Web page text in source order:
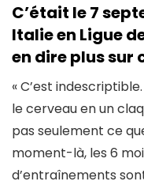
C’était le 7
Italie en Ligue
en dire plus sur
« C’est
le cerveau en un
pas seulement ce
moment-là, les 6
d’entraînements